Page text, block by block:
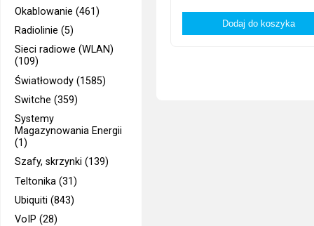
Okablowanie (461)
Radiolinie (5)
Sieci radiowe (WLAN)
(109)
Światłowody (1585)
Switche (359)
Systemy
Magazynowania Energii
(1)
Szafy, skrzynki (139)
Teltonika (31)
Ubiquiti (843)
VoIP (28)